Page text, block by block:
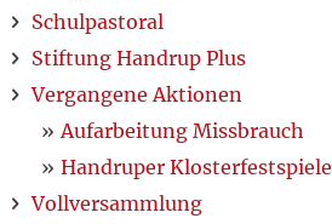
Schulpastoral
Stiftung Handrup Plus
Vergangene Aktionen
Aufarbeitung Missbrauch
Handruper Klosterfestspiele
Vollversammlung